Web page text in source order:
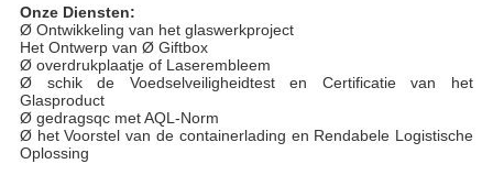
Onze Diensten:
Ø Ontwikkeling van het glaswerkproject
Het Ontwerp van Ø Giftbox
Ø overdrukplaatje of Laserembleem
Ø schik de Voedselveiligheidtest en Certificatie van het
Glasproduct
Ø gedragsqc met AQL-Norm
Ø het Voorstel van de containerlading en Rendabele Logistische
Oplossing